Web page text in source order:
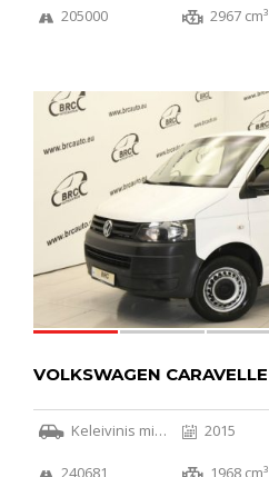
205000 2967 cm³
36
VOLKSWAGEN CARAVELLE
Keleivinis mikroautobusas 2015
240681 1968 cm³